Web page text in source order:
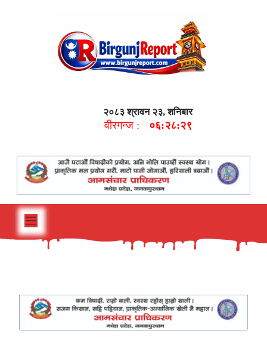
२०८३ श्रावन २३, शनिबार
वीरगन्ज : ०६:२८:३०